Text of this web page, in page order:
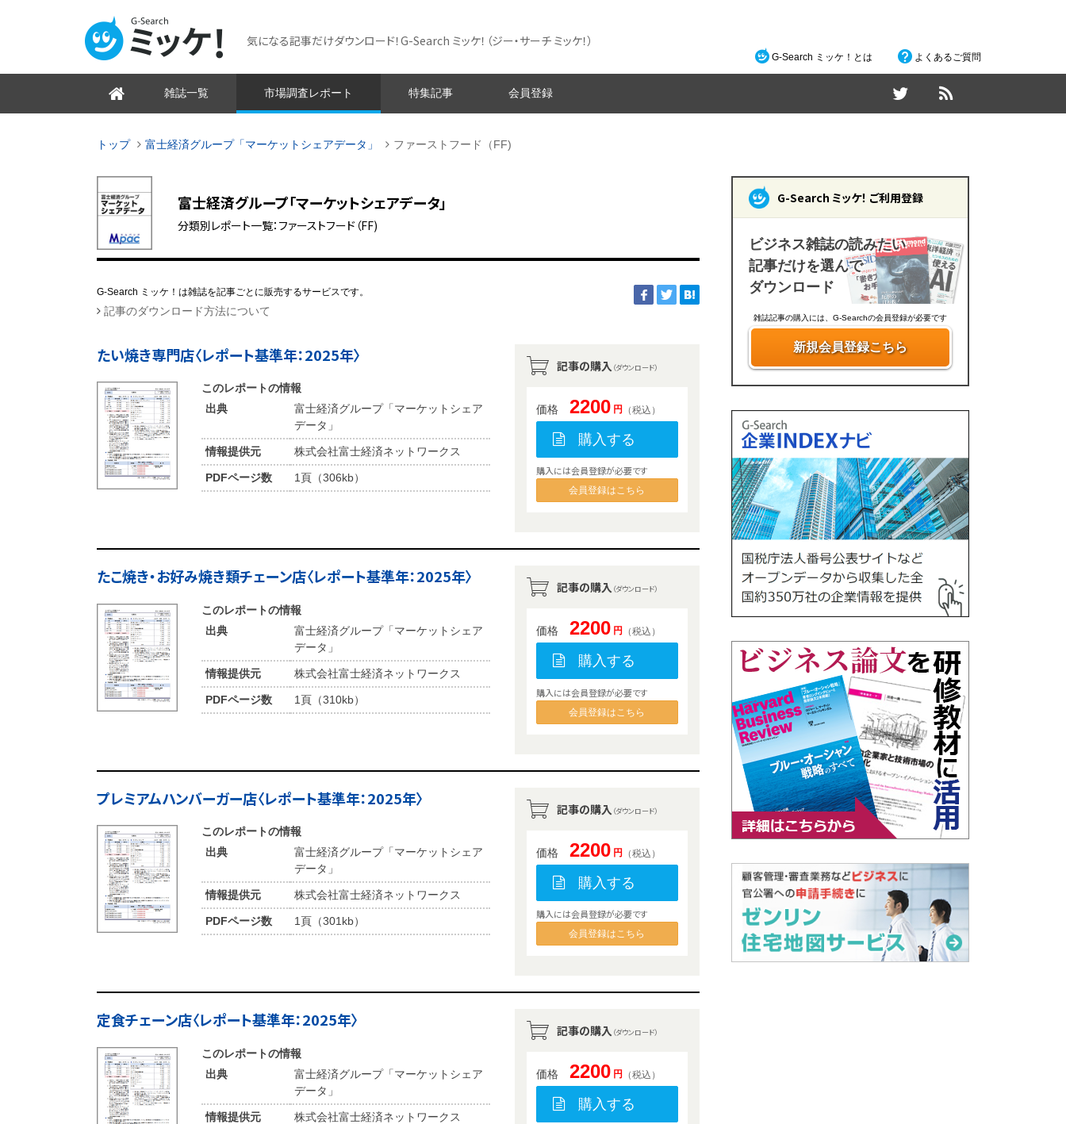
気になる記事だけダウンロード！G-Search ミッケ！ （ジー・サーチ ミッケ！）
G-Search ミッケ！とは よくあるご質問
雑誌一覧 市場調査レポート 特集記事 会員登録
トップ 富士経済グループ「マーケットシェアデータ」 ファーストフード（FF)
富士経済グループ「マーケットシェアデータ」
分類別レポート一覧：ファーストフード（FF)
G-Search ミッケ！は雑誌を記事ごとに販売するサービスです。
記事のダウンロード方法について
たい焼き専門店〈レポート基準年：2025年〉
このレポートの情報
出典
富士経済グループ「マーケットシェア
データ」
情報提供元 株式会社富士経済ネットワークス
PDFページ数 1頁（306kb）
記事の購入 （ダウンロード）
価格 2200 円 （税込）
購入する
購入には会員登録が必要です
会員登録はこちら
たこ焼き・お好み焼き類チェーン店〈レポート基準年：2025年〉
このレポートの情報
出典
富士経済グループ「マーケットシェア
データ」
情報提供元 株式会社富士経済ネットワークス
PDFページ数 1頁（310kb）
記事の購入 （ダウンロード）
価格 2200 円（税込）
購入する
購入には会員登録が必要です
会員登録はこちら
プレミアムハンバーガー店〈レポート基準年：2025年〉
このレポートの情報
出典
富士経済グループ「マーケットシェア
データ」
情報提供元 株式会社富士経済ネットワークス
PDFページ数 1頁（301kb）
記事の購入 （ダウンロード）
価格 2200 円 （税込）
購入する
購入には会員登録が必要です
会員登録はこちら
定食チェーン店〈レポート基準年：2025年〉
このレポートの情報
出典
富士経済グループ「マーケットシェア
データ」
情報提供元 株式会社富士経済ネットワークス
記事の購入 （ダウンロード）
価格 2200 円（税込）
購入する
G-Search ミッケ！ ご利用登録
ビジネス雑誌の読みたい
記事だけを選んで
ダウンロード
雑誌記事の購入には、G-Searchの会員登録が必要です
新規会員登録こちら